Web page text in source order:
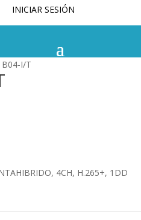
INICIAR SESIÓN
I/T
4CH, H.265+, 1DD